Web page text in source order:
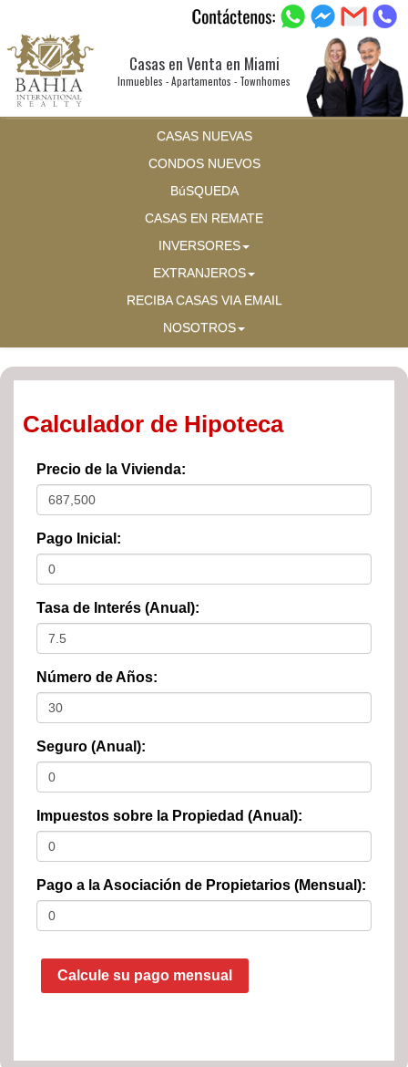
Casas en Venta en Miami
Inmuebles - Apartamentos - Townhomes
CASAS NUEVAS
CONDOS NUEVOS
BúSQUEDA
CASAS EN REMATE
INVERSORES
EXTRANJEROS
RECIBA CASAS VIA EMAIL
NOSOTROS
Calculador de Hipoteca
Precio de la Vivienda:
Pago Inicial:
Tasa de Interés (Anual):
Número de Años:
Seguro (Anual):
Impuestos sobre la Propiedad (Anual):
Pago a la Asociación de Propietarios (Mensual):
Calcule su pago mensual